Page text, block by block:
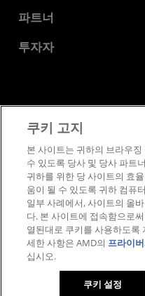
채용
문의하기
미디어 라이브러리
개발자 센트럴
사례 연구
파트너
AMD 파트너 허브
투자자
이사위원회
거버넌스 문서
SEC 신고서
공
공정
영
쿠키 고지
본 사이트는 귀하의 브라우
수 있도록 당사 및 당사 파트
귀하를 위한 당 사이트의 효
움이 될 수 있도록 귀하 컴퓨
일부 사례에서, 사이트의 올
다. 본 사이트에 접속함으로
열된대로 쿠키를 사용하도록
세한 사항은 AMD의 프라이
십시오.
쿠키 설정